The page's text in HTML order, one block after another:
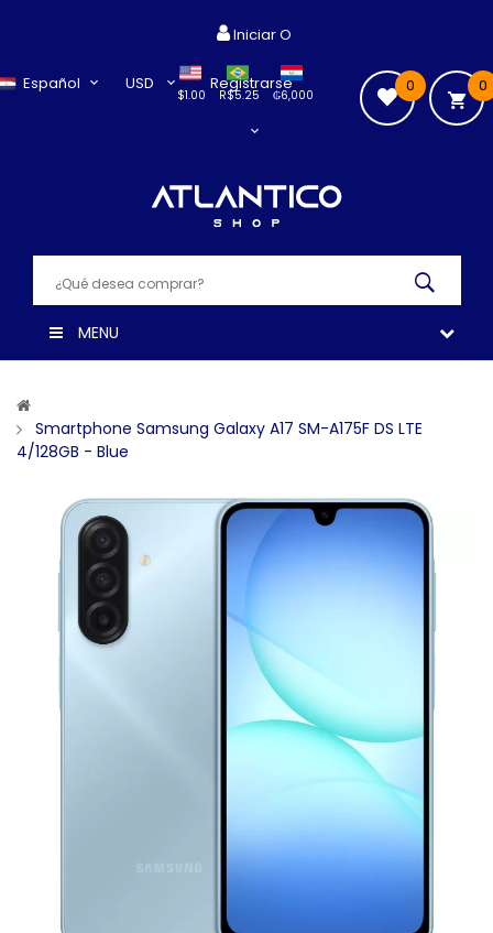
Español USD
$1.00 ₲6,000
R$5.25
Iniciar O
Registrarse 0
0
MENU
Smartphone Samsung Galaxy A17 SM-A175F DS LTE
4/128GB - Blue